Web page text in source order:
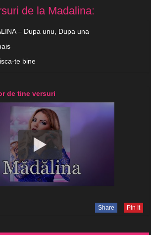
de la Madalina:
– Dupa unu, Dupa una
te bine
de tine versuri
Share Pin It